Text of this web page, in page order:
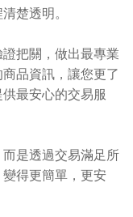
楚透明。
把關，做出最專業
品資訊，讓您更了
最安心的交易服
是透過交易滿足所
得更簡單，更安